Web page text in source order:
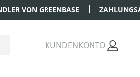
VON GREENBASE
KUNDENKONTO